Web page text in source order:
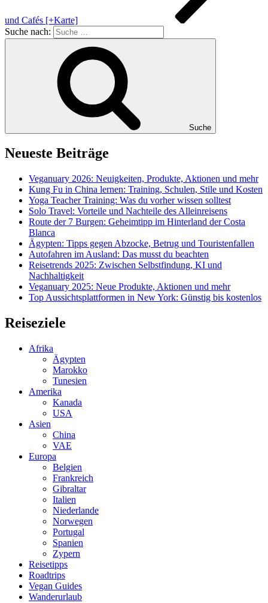
und Cafés [+Karte]
Suche nach:
Suche
Neueste Beiträge
Veganuary 2026: Neuigkeiten, Produkte, Aktionen und mehr
Kung Fu in China lernen: Training, Schulen, Stile und Kosten
Yoga Teacher Training: Was du vorher wissen solltest
Solo Travel: Vorteile und Nachteile des Alleinreisens
Route der 7 Burgen: Geheimtipp im Hinterland der Costa
Blanca
Ägypten: Tipps gegen Abzocke, Betrug und Touristenfallen
Autofahren im Ausland: Das musst du beachten
Reisetrends 2025: Zwischen Selbstfindung, KI und
Nachhaltigkeit
Veganuary 2025: Neue Produkte, Aktionen und mehr
Top Aussichtsplattformen in New York: Günstig bis kostenlos
Reiseziele
Afrika
Ägypten
Marokko
Tunesien
Amerika
Kanada
USA
Asien
China
VAE
Europa
Belgien
Frankreich
Gibraltar
Italien
Niederlande
Norwegen
Portugal
Spanien
Zypern
Reisetipps
Roadtrips
Vegan Guides
Wanderurlaub